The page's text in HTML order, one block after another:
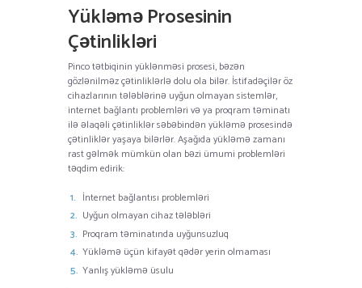
Yükləmə Prosesinin
Çətinlikləri
Pinco tətbiqinin yüklənməsi prosesi, bəzən
gözlənilməz çətinliklərlə dolu ola bilər. İstifadəçilər öz
cihazlarının tələblərinə uyğun olmayan sistemlər,
internet bağlantı problemləri və ya proqram təminatı
ilə əlaqəli çətinliklər səbəbindən yükləmə prosesində
çətinliklər yaşaya bilərlər. Aşağıda yükləmə zamanı
rast gəlmək mümkün olan bəzi ümumi problemləri
təqdim edirik:
İnternet bağlantısı problemləri
Uyğun olmayan cihaz tələbləri
Proqram təminatında uyğunsuzluq
Yükləmə üçün kifayət qədər yerin olmaması
Yanlış yükləmə üsulu